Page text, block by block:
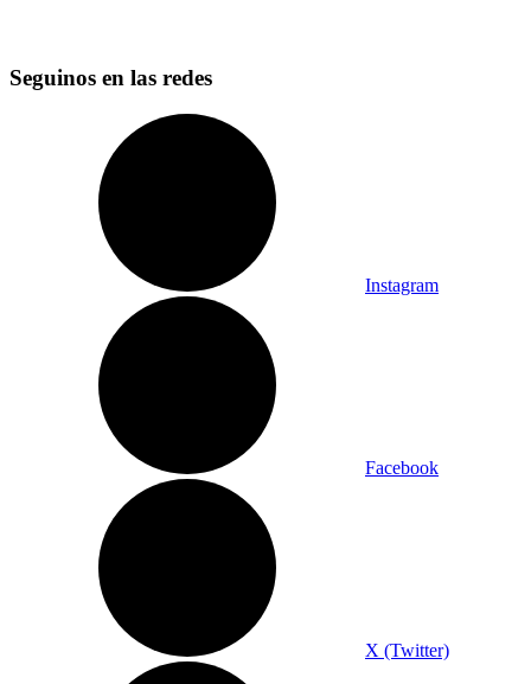
Seguinos en las redes
Instagram
Facebook
X (Twitter)